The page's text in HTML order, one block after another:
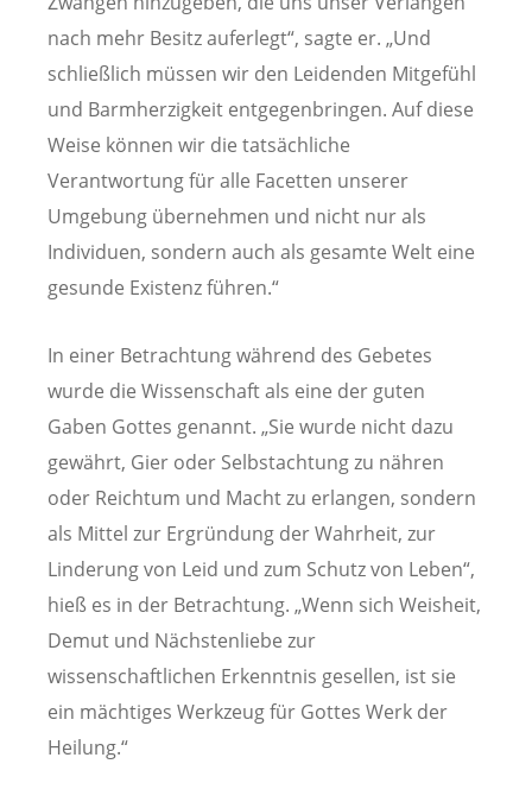
nach mehr Besitz auferlegt“, sagte er. „Und
schließlich müssen wir den Leidenden Mitgefühl
und Barmherzigkeit entgegenbringen. Auf diese
Weise können wir die tatsächliche
Verantwortung für alle Facetten unserer
Umgebung übernehmen und nicht nur als
Individuen, sondern auch als gesamte Welt eine
gesunde Existenz führen.“
In einer Betrachtung während des Gebetes
wurde die Wissenschaft als eine der guten
Gaben Gottes genannt. „Sie wurde nicht dazu
gewährt, Gier oder Selbstachtung zu nähren
oder Reichtum und Macht zu erlangen, sondern
als Mittel zur Ergründung der Wahrheit, zur
Linderung von Leid und zum Schutz von Leben“,
hieß es in der Betrachtung. „Wenn sich Weisheit,
Demut und Nächstenliebe zur
wissenschaftlichen Erkenntnis gesellen, ist sie
ein mächtiges Werkzeug für Gottes Werk der
Heilung.“